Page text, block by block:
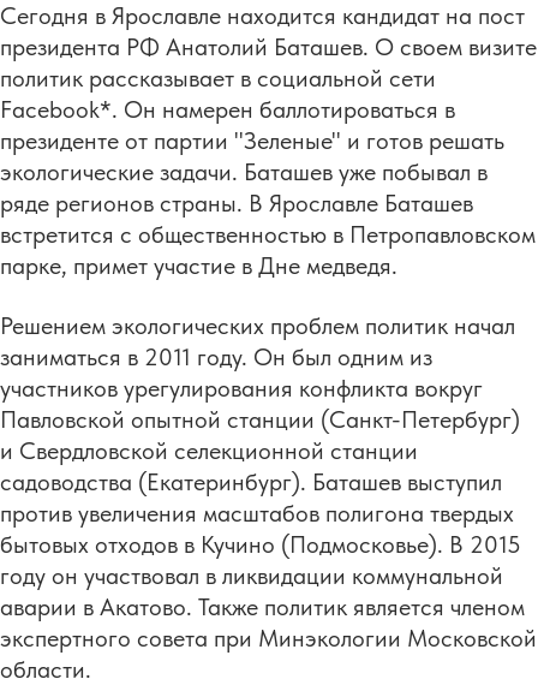
Сегодня в Ярославле находится кандидат на пост
президента РФ Анатолий Баташев. О своем визите
политик рассказывает в социальной сети
Facebook*. Он намерен баллотироваться в
президенте от партии "Зеленые" и готов решать
экологические задачи. Баташев уже побывал в
ряде регионов страны. В Ярославле Баташев
встретится с общественностью в Петропавловском
парке, примет участие в Дне медведя.
Решением экологических проблем политик начал
заниматься в 2011 году. Он был одним из
участников урегулирования конфликта вокруг
Павловской опытной станции (Санкт-Петербург)
и Свердловской селекционной станции
садоводства (Екатеринбург). Баташев выступил
против увеличения масштабов полигона твердых
бытовых отходов в Кучино (Подмосковье). В 2015
году он участвовал в ликвидации коммунальной
аварии в Акатово. Также политик является членом
экспертного совета при Минэкологии Московской
области.